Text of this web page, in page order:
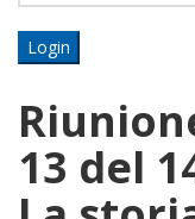
Login
13 del